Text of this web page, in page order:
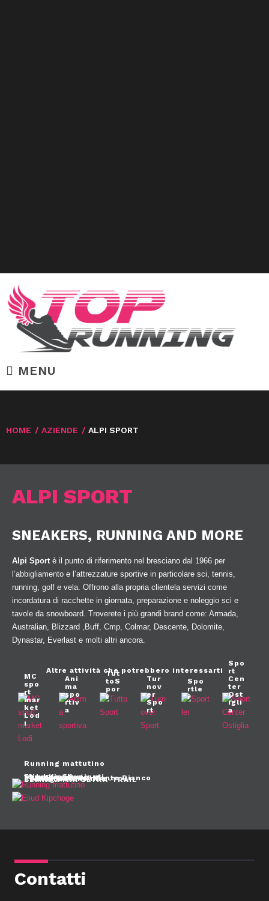
MENU
HOME / AZIENDE / ALPI SPORT
ALPI SPORT
SNEAKERS, RUNNING AND MORE
Alpi Sportè il punto di riferimento nel bresciano dal 1966 per
l’abbigliamento e l’attrezzature sportive in particolare sci, tennis,
running, golf e vela. Offrono alla propria clientela servizi come
incordatura di racchette in giornata, preparazione e noleggio sci e
tavole da snowboard. Troverete i più grandi brand come: Armada,
Australian, Blizzard ,Buff, Cmp, Colmar, Descente, Dolomite,
Dynastar, Everlast e molti altri ancora.
Altre attività che potrebbero interessarti
MC
spo
rt
mar
ket
Lod
i
Ani
ma
spo
rtiv
a
Tut
toS
por
t
Tur
nov
er
Spo
rt
Spo
rtle
r
Spo
rt
Cen
ter
Ost
igli
a
Running mattutino
Eliud Kipchoge
10 km in 50 minuti
Five Fingers
L’Ultra Trail sul Monte Bianco
Podismo Campania
Cronogare
LEMKOWYNA ULTRA-TRAIL
Contatti